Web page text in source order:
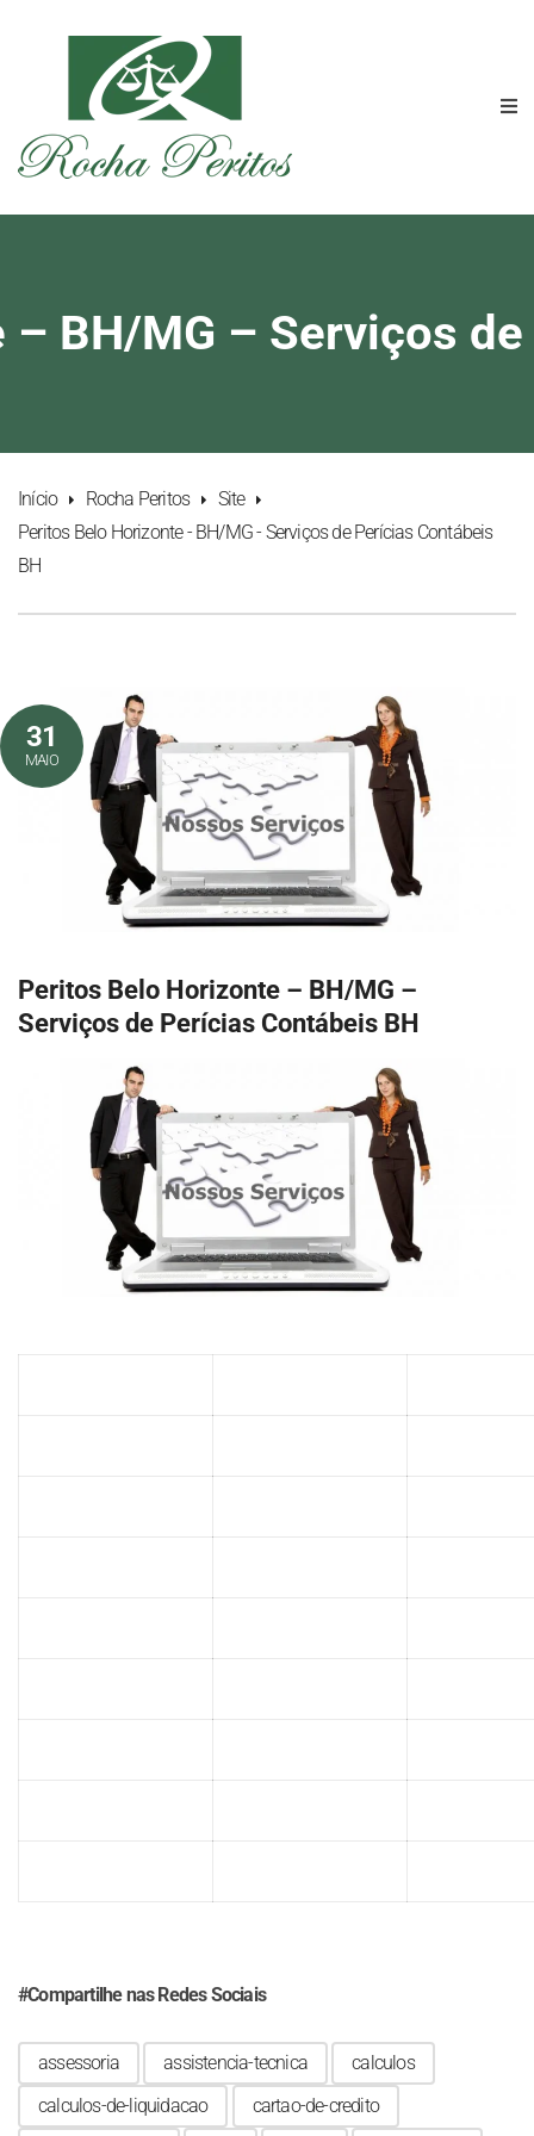
BH/MG – Serviços
Início Rocha Peritos
Site
Peritos Belo Horizonte - BH/MG - Serviços de Perícias Contábeis
BH
31
MAIO
Peritos Belo Horizonte – BH/MG –
Serviços de Perícias Contábeis BH
#Compartilhenas Redes Sociais
assessoria assistencia-tecnica
calculos
calculos-de-liquidacao
cartao-de-credito